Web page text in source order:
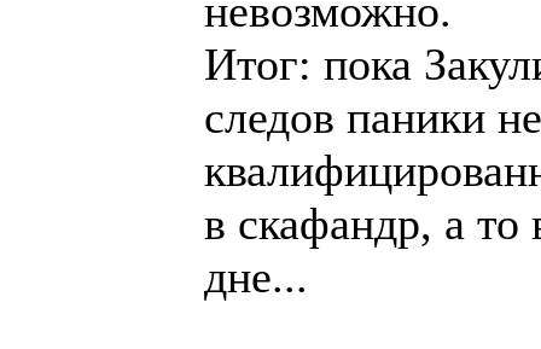
невозможно.
Итог: пока
следов паники
в скафандр, а
дне...